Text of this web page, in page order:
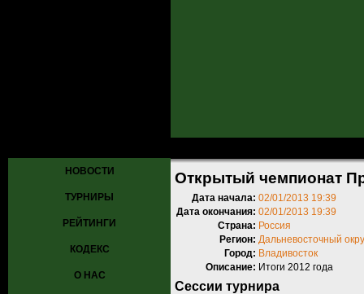
НОВОСТИ
ТУРНИРЫ
РЕЙТИНГИ
КОДЕКС
О НАС
Открытый чемпионат
Дата начала: 02/01/2013 19:39
Дата окончания: 02/01/2013 19:39
Страна: Россия
Регион: Дальневосточный
Город: Владивосток
Описание: Итоги 2012 года
Сессии турнира